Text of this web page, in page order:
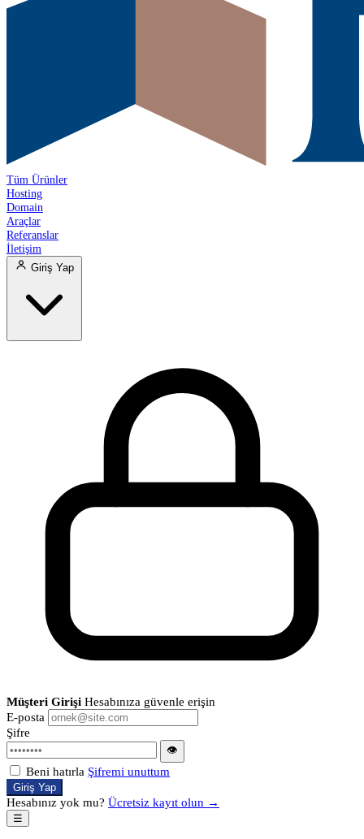
Tüm Ürünler
Hosting
Domain
Araçlar
Referanslar
İletişim
Giriş Yap
Müşteri Girişi Hesabınıza güvenle erişin
E-posta
Şifre
👁
Beni hatırla Şifremi unuttum
Giriş Yap
Hesabınız yok mu? Ücretsiz kayıt olun →
☰